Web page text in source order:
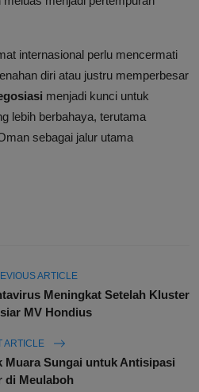
internasional perlu mencermati
diri atau justru memperbesar
menjadi kunci untuk
lebih berbahaya, terutama
sebagai jalur utama
ARTICLE
Meningkat Setelah Kluster
MV Hondius
ARTICLE
Muara Sungai untuk Antisipasi
di Meulaboh